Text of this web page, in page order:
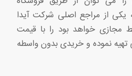
از مراجع اصلی شرکت آیدا
مجازی خواهد بود را با قیمت
نموده و خریدی بدون واسطه